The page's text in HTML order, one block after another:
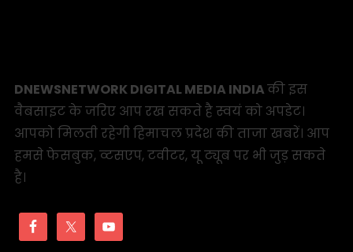
DNEWSNETWORK DIGITAL MEDIA INDIAकी इस
वैबसाइट के जरिए आप रख सकते है स्वयं को अपडेट।
आपको मिलती रहेगी हिमाचल प्रदेश की ताजा खबरें। आप
हमसे फेसबुक, व्टसएप, टवीटर, यू ट्यूब पर भी जुड़ सकते
है।